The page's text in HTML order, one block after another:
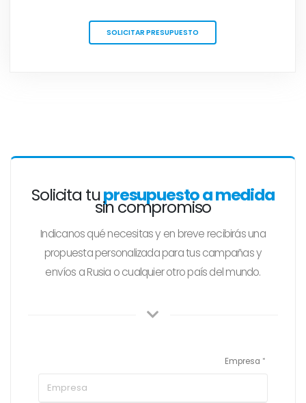
SOLICITAR PRESUPUESTO
Solicita tupresupuesto a medida
sin compromiso
Indicanos qué necesitas y en breve recibirás una
propuesta personalizada para tus campañas y
envíos a Rusia o cualquier otro país del mundo.
Empresa